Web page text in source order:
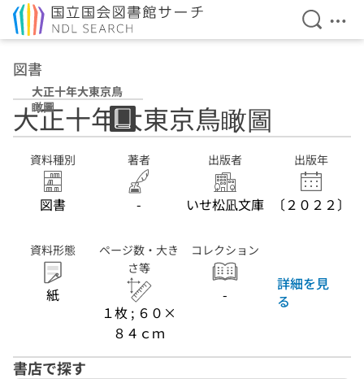
検索を
メ
図書
大正十年大東京鳥
瞰圖
大正十年大東京鳥瞰圖
資料種別
図書
著者
-
出版者
いせ松凪文庫
出版年
〔２０２２〕
資料形態
紙
ページ数・大き
さ等
１枚 ; ６０×
８４ｃｍ
コレクション
-
詳細を見
る
書店で探す